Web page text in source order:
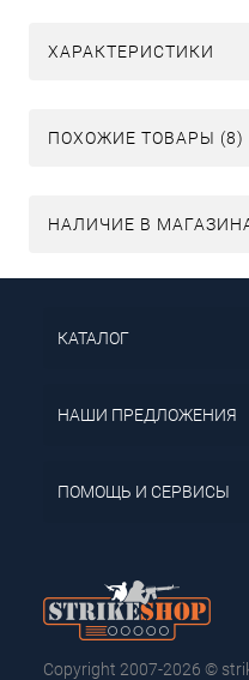
ХАРАКТЕРИСТИКИ
ПОХОЖИЕ ТОВАРЫ (8)
НАЛИЧИЕ В
КАТАЛОГ
НАШИ ПРЕДЛОЖЕНИЯ
ПОМОЩЬ И СЕРВИСЫ
Copyright 2007-2026 ©